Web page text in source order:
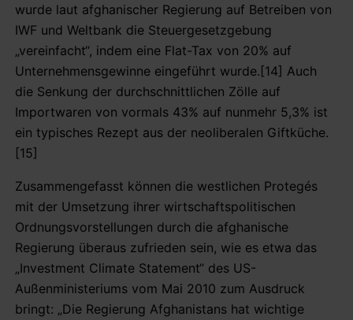
wurde laut afghanischer Regierung auf Betreiben von
IWF und Weltbank die Steuergesetzgebung
„vereinfacht“, indem eine Flat-Tax von 20% auf
Unternehmensgewinne eingeführt wurde.[14] Auch
die Senkung der durchschnittlichen Zölle auf
Importwaren von vormals 43% auf nunmehr 5,3% ist
ein typisches Rezept aus der neoliberalen Giftküche.
[15]
Zusammengefasst können die westlichen Protegés
mit der Umsetzung ihrer wirtschaftspolitischen
Ordnungsvorstellungen durch die afghanische
Regierung überaus zufrieden sein, wie es etwa das
„Investment Climate Statement“ des US-
Außenministeriums vom Mai 2010 zum Ausdruck
bringt: „Die Regierung Afghanistans hat wichtige